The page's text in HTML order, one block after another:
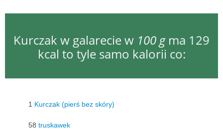
Kurczak w galarecie w 100 gma 129
kcal to tyle samo kalorii co:
1 Kurczak (pierś bez skóry)
58 truskawek